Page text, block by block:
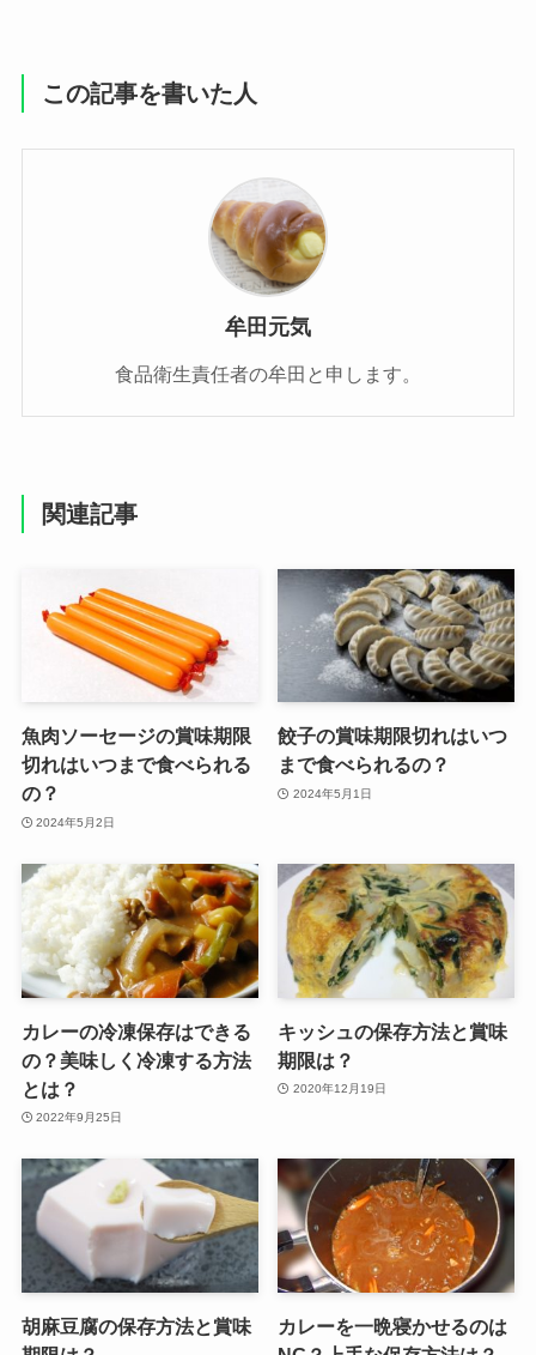
この記事を書いた人
牟田元気
食品衛生責任者の牟田と申します。
関連記事
魚肉ソーセージの賞味期限
切れはいつまで食べられる
の？
2024年5月2日
餃子の賞味期限切れはいつ
まで食べられるの？
2024年5月1日
カレーの冷凍保存はできる
の？美味しく冷凍する方法
とは？
2022年9月25日
キッシュの保存方法と賞味
期限は？
2020年12月19日
胡麻豆腐の保存方法と賞味
カレーを一晩寝かせるのは